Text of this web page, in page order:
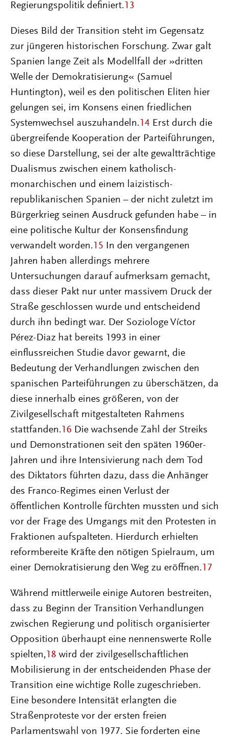
Regierungspolitik definiert. 13
Dieses Bild der Transition steht im Gegensatz
zur jüngeren historischen Forschung. Zwar galt
Spanien lange Zeit als Modellfall der »dritten
Welle der Demokratisierung« (Samuel
Huntington), weil es den politischen Eliten hier
gelungen sei, im Konsens einen friedlichen
Systemwechsel auszuhandeln. 14 Erst durch die
übergreifende Kooperation der Parteiführungen,
so diese Darstellung, sei der alte gewaltträchtige
Dualismus zwischen einem katholisch-
monarchischen und einem laizistisch-
republikanischen Spanien – der nicht zuletzt im
Bürgerkrieg seinen Ausdruck gefunden habe – in
eine politische Kultur der Konsensfindung
verwandelt worden. 15 In den vergangenen
Jahren haben allerdings mehrere
Untersuchungen darauf aufmerksam gemacht,
dass dieser Pakt nur unter massivem Druck der
Straße geschlossen wurde und entscheidend
durch ihn bedingt war. Der Soziologe Víctor
Pérez-Diaz hat bereits 1993 in einer
einflussreichen Studie davor gewarnt, die
Bedeutung der Verhandlungen zwischen den
spanischen Parteiführungen zu überschätzen, da
diese innerhalb eines größeren, von der
Zivilgesellschaft mitgestalteten Rahmens
stattfanden. 16 Die wachsende Zahl der Streiks
und Demonstrationen seit den späten 1960er-
Jahren und ihre Intensivierung nach dem Tod
des Diktators führten dazu, dass die Anhänger
des Franco-Regimes einen Verlust der
öffentlichen Kontrolle fürchten mussten und sich
vor der Frage des Umgangs mit den Protesten in
Fraktionen aufspalteten. Hierdurch erhielten
reformbereite Kräfte den nötigen Spielraum, um
einer Demokratisierung den Weg zu eröffnen. 17
Während mittlerweile einige Autoren bestreiten,
dass zu Beginn der Transition Verhandlungen
zwischen Regierung und politisch organisierter
Opposition überhaupt eine nennenswerte Rolle
spielten, 18 wird der zivilgesellschaftlichen
Mobilisierung in der entscheidenden Phase der
Transition eine wichtige Rolle zugeschrieben.
Eine besondere Intensität erlangten die
Straßenproteste vor der ersten freien
Parlamentswahl von 1977. Sie forderten eine